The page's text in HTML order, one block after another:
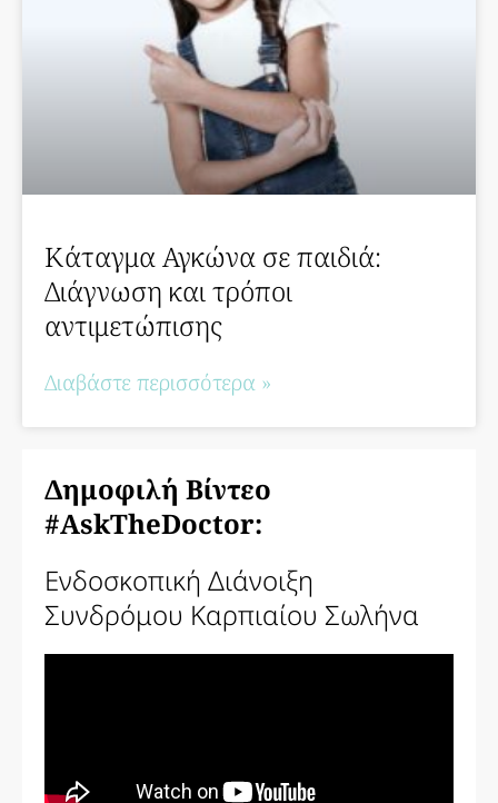
Κάταγμα Αγκώνα σε παιδιά:
Διάγνωση και τρόποι
αντιμετώπισης
Διαβάστε περισσότερα »
Δημοφιλή Βίντεο
#AskTheDoctor:
Ενδοσκοπική Διάνοιξη
Συνδρόμου Καρπιαίου Σωλήνα